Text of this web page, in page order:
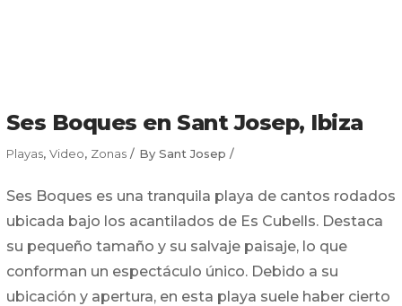
Ses Boques en Sant Josep, Ibiza
Playas, Video, Zonas By Sant Josep
Ses Boques es una tranquila playa de cantos rodados
ubicada bajo los acantilados de Es Cubells. Destaca
su pequeño tamaño y su salvaje paisaje, lo que
conforman un espectáculo único. Debido a su
ubicación y apertura, en esta playa suele haber cierto